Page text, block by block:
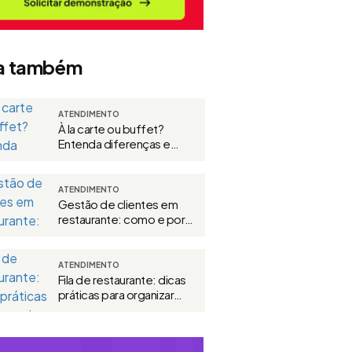
também
ATENDIMENTO
À la carte ou buffet?
Entenda diferenças e
ATENDIMENTO
Gestão de clientes em
restaurante: como e por
ATENDIMENTO
Fila de restaurante: dicas
práticas para organizar